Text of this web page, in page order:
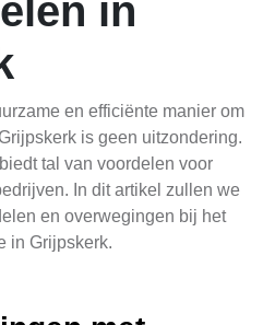
in
en efficiënte manier om
is geen uitzondering.
tal van voordelen voor
In dit artikel zullen we
en overwegingen bij het
in Grijpskerk.